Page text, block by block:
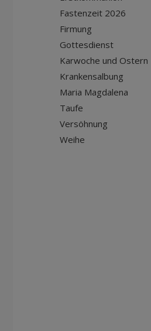
Fastenzeit 2026
Firmung
Gottesdienst
Karwoche und Ostern
Krankensalbung
Maria Magdalena
Taufe
Versöhnung
Weihe